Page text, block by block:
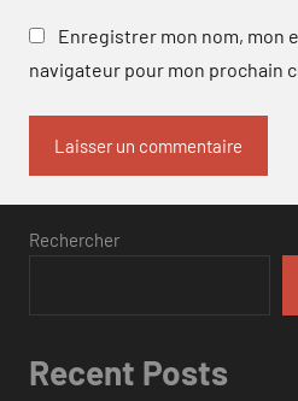
Enregistrer mon nom, mon
navigateur pour mon prochain
Rechercher
Recent Posts